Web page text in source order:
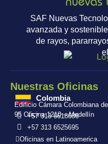
SAF Nuevas
avanzada y
de rayos,
Nuestras Oficinas
Colombia
Edificio Cámara Colombiana
95 Oficina 1210 – Medellín
+57 313 6618686
+57 313 6525695
Oficinas en Latinoamerica